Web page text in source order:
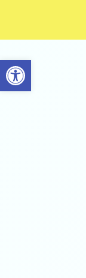
פתח סרגל נגישות